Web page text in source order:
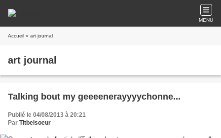
MENU
Accueil » art journal
art journal
Talking bout my geeeenerayyyychonne...
Publié le 04/08/2013 à 20:21
Par Titbelsoeur